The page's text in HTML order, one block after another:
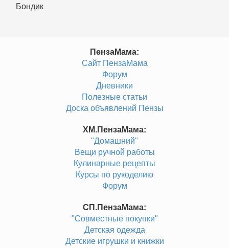
Бондик
ПензаМама:
Сайт ПензаМама
Форум
Дневники
Полезные статьи
Доска объявлений Пензы
ХМ.ПензаМама:
"Домашний"
Вещи ручной работы
Кулинарные рецепты
Курсы по рукоделию
Форум
СП.ПензаМама:
"Совместные покупки"
Детская одежда
Детские игрушки и книжки